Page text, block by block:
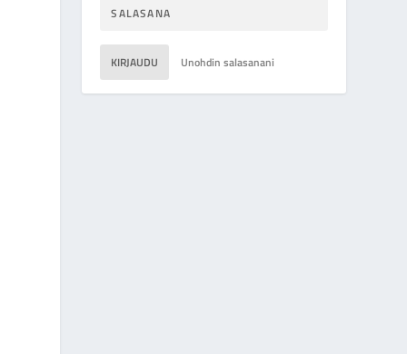
KIRJAUDU Unohdin salasanani